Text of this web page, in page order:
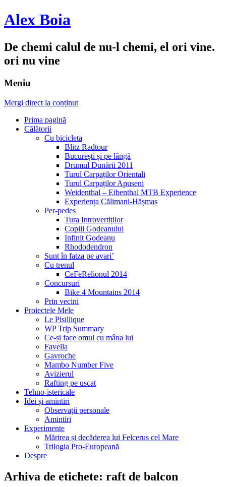
Alex Boia
De chemi calul de nu-l chemi, el ori vine.
ori nu vine
Meniu
Mergi direct la conținut
Prima pagină
Călătorii
Cu bicicleta
Blitz Radtour
București și pe lângă
Drumul Dunării 2011
Turul Carpaților Orientali
Turul Carpaților Apuseni
Weidenthal – Eibenthal MTB Experience
Experiența Călimani-Hășmaș
Per-pedes
Tura Introvertiților
Copiii Godeanului
Infinit Godeanu
Rhododendron
Sunt în fatza pe avari’
Cu trenul
CeFeRelionul 2014
Concursuri
Bike 4 Mountains 2014
Prin vecini
Proiectele Mele
Le Pisillique
WP Trip Summary
Ce-și face omul cu mâna lui
Favella
Gavroche
Mambo Number Five
Avizierul
Rafting pe uscat
Tehno-istericale
Idei și amintiri
Observații personale
Amintiri
Experimente
Mărirea și decăderea lui Felcerus cel Mare
Trilogia Pro-Europeană
Despre
Arhiva de etichete: raft de balcon